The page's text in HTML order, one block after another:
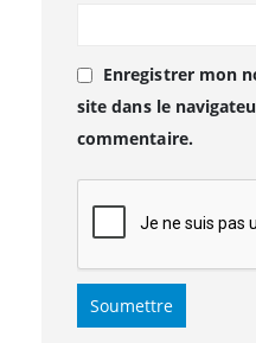
Enregistrer mon
site dans le
commentaire.